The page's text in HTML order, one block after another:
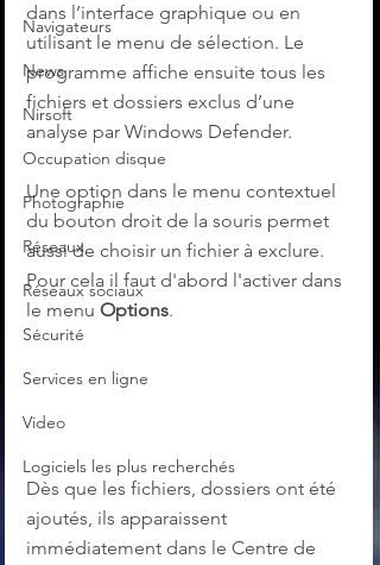
Navigateurs
News
Nirsoft
Occupation disque
Photographie
Réseaux
Réseaux sociaux
Sécurité
Services en ligne
Video
Logiciels les plus recherchés
dans l’interface graphique ou en
utilisant le menu de sélection. Le
programme affiche ensuite tous les
fichiers et dossiers exclus d’une
analyse par Windows Defender.
Une option dans le menu contextuel
du bouton droit de la souris permet
aussi de choisir un fichier à exclure.
Pour cela il faut d'abord l'activer dans
le menu Options.
Dès que les fichiers, dossiers ont été
ajoutés, ils apparaissent
immédiatement dans le Centre de